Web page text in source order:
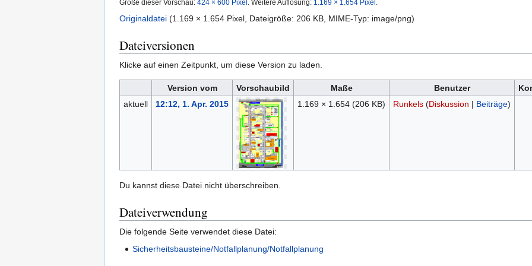
Größe dieser Vorschau: 424 × 600 Pixel Weitere Auflösung: 1.169 × 1.654 Pixel
Originaldatei (1.169 × 1.654 Pixel, Dateigröße: 206 KB, MIME-Typ: image/png)
Dateiversionen
Klicke auf einen Zeitpunkt, um diese Version zu laden.
Version vom Vorschaubild Maße Benutzer
aktuell
12:12, 1. Apr. 2015 1.169 × 1.654 (206 KB) Runkels (Diskussion | Beiträge)
Du kannst diese Datei nicht überschreiben.
Dateiverwendung
Die folgende Seite verwendet diese Datei:
Sicherheitsbausteine/Notfallplanung/Notfallplanung